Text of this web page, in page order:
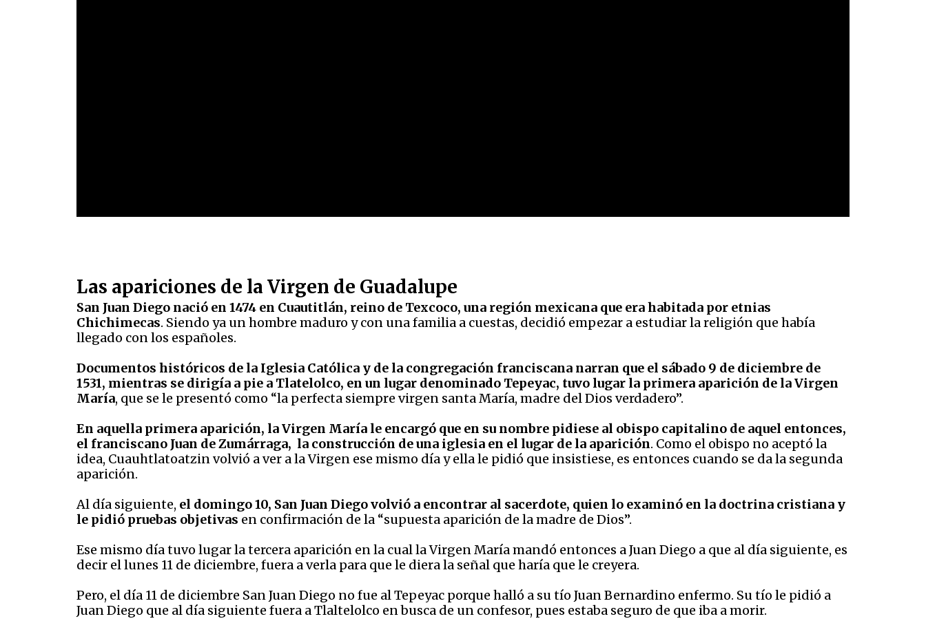
Las apariciones de la Virgen de Guadalupe
San Juan Diego nació en 1474 en Cuautitlán, reino de Texcoco, una región mexicana que era habitada por etnias
Chichimecas. Siendo ya un hombre maduro y con una familia a cuestas, decidió empezar a estudiar la religión que había
llegado con los españoles.
Documentos históricos de la Iglesia Católica y de la congregación franciscana narran que el sábado 9 de diciembre de
1531, mientras se dirigía a pie a Tlatelolco, en un lugar denominado Tepeyac, tuvo lugar la primera aparición de la Virgen
María, que se le presentó como “la perfecta siempre virgen santa María, madre del Dios verdadero”.
En aquella primera aparición, la Virgen María le encargó que en su nombre pidiese al obispo capitalino de aquel entonces,
el franciscano Juan de Zumárraga, la construcción de una iglesia en el lugar de la aparición. Como el obispo no aceptó la
idea, Cuauhtlatoatzin volvió a ver a la Virgen ese mismo día y ella le pidió que insistiese, es entonces cuando se da la segunda
aparición.
Al día siguiente, el domingo 10, San Juan Diego volvió a encontrar al sacerdote, quien lo examinó en la doctrina cristiana y
le pidió pruebas objetivas en confirmación de la “supuesta aparición de la madre de Dios”.
Ese mismo día tuvo lugar la tercera aparición en la cual la Virgen María mandó entonces a Juan Diego a que al día siguiente, es
decir el lunes 11 de diciembre, fuera a verla para que le diera la señal que haría que le creyera.
Pero, el día 11 de diciembre San Juan Diego no fue al Tepeyac porque halló a su tío Juan Bernardino enfermo. Su tío le pidió a
Juan Diego que al día siguiente fuera a Tlaltelolco en busca de un confesor, pues estaba seguro de que iba a morir.